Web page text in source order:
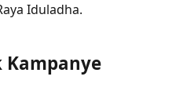
Iduladha.
Kampanye